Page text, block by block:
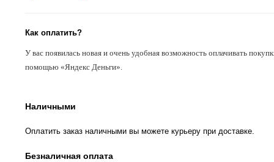
Как оплатить?
У вас появилась новая и очень удобная возможность оплачивать
помощью «Яндекс Деньги».
Наличными
Оплатить заказ наличными вы можете курьеру при доставке.
Безналичная оплата